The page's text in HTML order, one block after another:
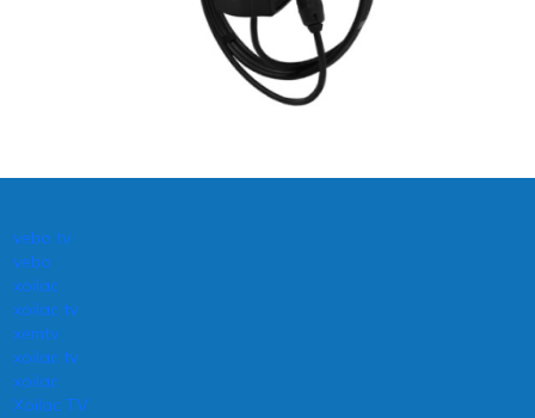
vebo tv
vebo
xoilac
xoilac tv
xemtv
xoilac tv
xoilac
Xoilac TV